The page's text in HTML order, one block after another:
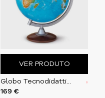
VER PRODUTO
Globo Tecnodidattica Atlantis 40cm
169 €